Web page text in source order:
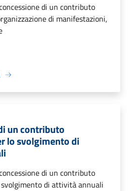
di un contributo
di manifestazioni,
un contributo
lo svolgimento di
di un contributo
di attività annuali